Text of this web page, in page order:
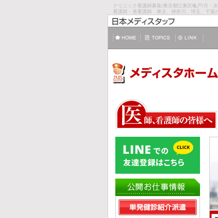
クリニック看護師募集/東京都江東区亀戸/月
看護師・准看護師 東京、神奈川、埼玉、千葉